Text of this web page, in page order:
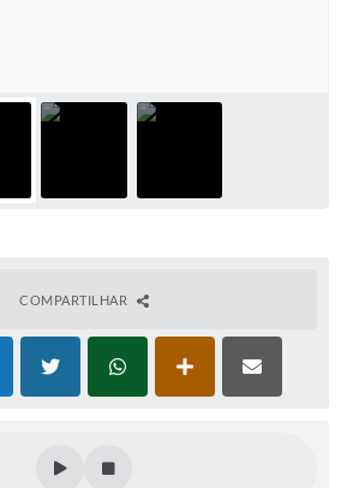
COMPARTILHAR